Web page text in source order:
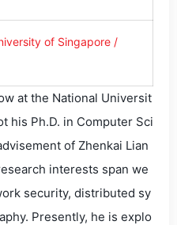
of Singapore /
at the National Universit
his Ph.D. in Computer Sci
of Zhenkai Lian
interests span we
security, distributed sy
Presently, he is explo